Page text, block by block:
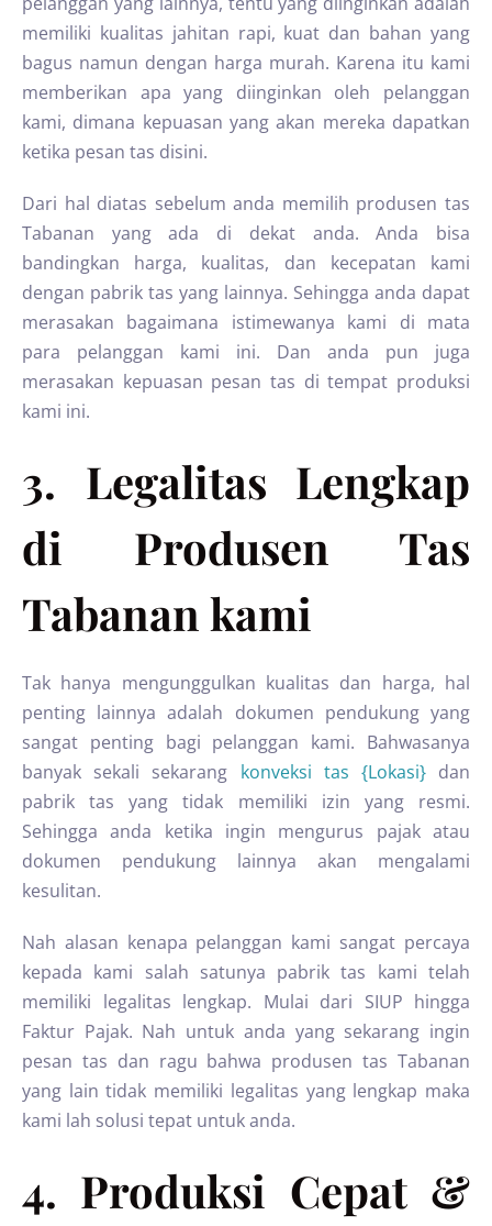
memiliki kualitas jahitan rapi, kuat dan bahan yang
bagus namun dengan harga murah. Karena itu kami
memberikan apa yang diinginkan oleh pelanggan
kami, dimana kepuasan yang akan mereka dapatkan
ketika pesan tas disini.
Dari hal diatas sebelum anda memilih produsen tas
Tabanan yang ada di dekat anda. Anda bisa
bandingkan harga, kualitas, dan kecepatan kami
dengan pabrik tas yang lainnya. Sehingga anda dapat
merasakan bagaimana istimewanya kami di mata
para pelanggan kami ini. Dan anda pun juga
merasakan kepuasan pesan tas di tempat produksi
kami ini.
3. Legalitas Lengkap
di Produsen Tas
Tabanan kami
Tak hanya mengunggulkan kualitas dan harga, hal
penting lainnya adalah dokumen pendukung yang
sangat penting bagi pelanggan kami. Bahwasanya
banyak sekali sekarang konveksi tas {Lokasi}dan
pabrik tas yang tidak memiliki izin yang resmi.
Sehingga anda ketika ingin mengurus pajak atau
dokumen pendukung lainnya akan mengalami
kesulitan.
Nah alasan kenapa pelanggan kami sangat percaya
kepada kami salah satunya pabrik tas kami telah
memiliki legalitas lengkap. Mulai dari SIUP hingga
Faktur Pajak. Nah untuk anda yang sekarang ingin
pesan tas dan ragu bahwa produsen tas Tabanan
yang lain tidak memiliki legalitas yang lengkap maka
kami lah solusi tepat untuk anda.
4. Produksi Cepat &